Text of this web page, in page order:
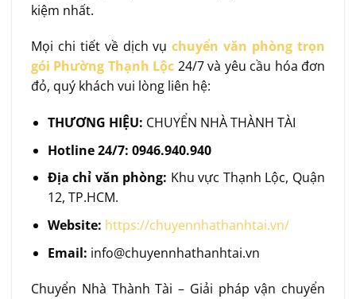
kiệm nhất.
Mọi chi tiết về dịch vụchuyển văn phòng trọn
gói Phường Thạnh Lộc 24/7 và yêu cầu hóa đơn
đỏ, quý khách vui lòng liên hệ:
THƯƠNG HIỆU: CHUYỂN NHÀ THÀNH TÀI
Hotline 24/7: 0946.940.940
Địa chỉ văn phòng: Khu vực Thạnh Lộc, Quận
12, TP.HCM.
Website: https://chuyennhathanhtai.vn/
Email: info@chuyennhathanhtai.vn
Chuyển Nhà Thành Tài – Giải pháp vận chuyển